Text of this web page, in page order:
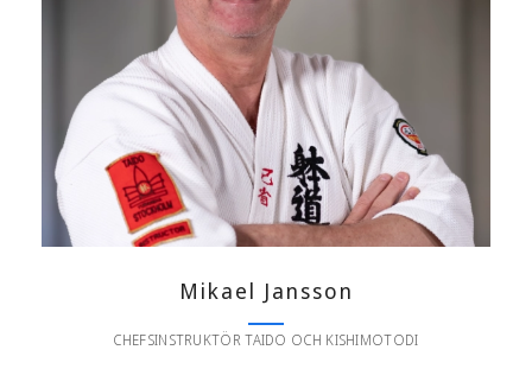
Mikael Jansson
CHEFSINSTRUKTÖR TAIDO OCH KISHIMOTODI